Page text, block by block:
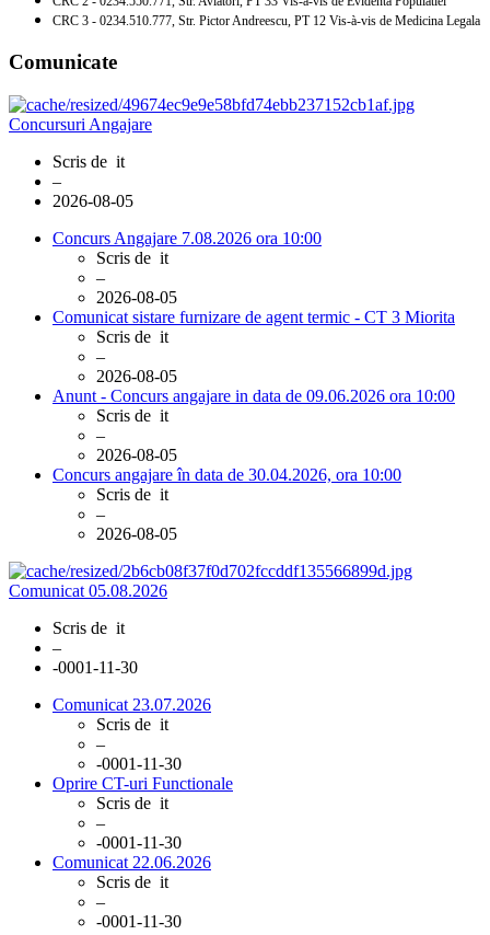
CRC 3 - 0234.510.777, Str. Pictor Andreescu, PT 12 Vis-à-vis de Medicina Legala
Comunicate
Concursuri Angajare
Scris de it
–
2026-08-05
Concurs Angajare 7.08.2026 ora 10:00
Scris de it
–
2026-08-05
Comunicat sistare furnizare de agent termic - CT 3 Miorita
Scris de it
–
2026-08-05
Anunt - Concurs angajare in data de 09.06.2026 ora 10:00
Scris de it
–
2026-08-05
Concurs angajare în data de 30.04.2026, ora 10:00
Scris de it
–
2026-08-05
Comunicat 05.08.2026
Scris de it
–
-0001-11-30
Comunicat 23.07.2026
Scris de it
–
-0001-11-30
Oprire CT-uri Functionale
Scris de it
–
-0001-11-30
Comunicat 22.06.2026
Scris de it
–
-0001-11-30